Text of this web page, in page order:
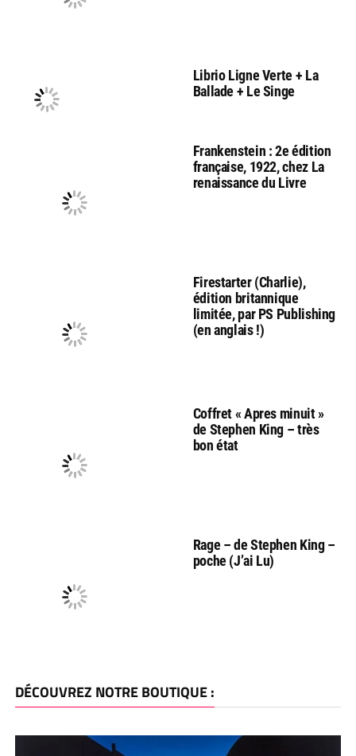
Librio Ligne Verte + La
Ballade + Le Singe
Frankenstein : 2e édition
française, 1922, chez La
renaissance du Livre
Firestarter (Charlie),
édition britannique
limitée, par PS Publishing
(en anglais !)
Coffret « Apres minuit »
de Stephen King – très
bon état
Rage – de Stephen King –
poche (J’ai Lu)
DÉCOUVREZ NOTRE BOUTIQUE :